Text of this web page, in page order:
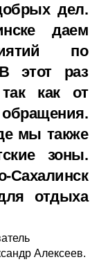
дел.
даем
по
В этот раз
как от
обращения.
мы также
зоны.
Сахалинск
отдыха
Алексеев.